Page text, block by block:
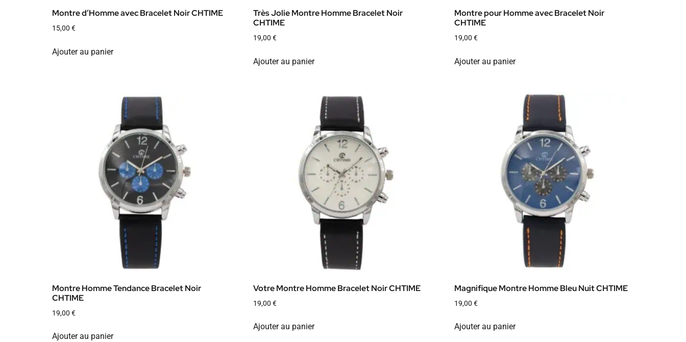
Montre d’Homme avec Bracelet Noir CHTIME
15,00 €
Ajouter au panier
Très Jolie Montre Homme Bracelet Noir
CHTIME
19,00 €
Ajouter au panier
Montre pour Homme avec Bracelet Noir
CHTIME
19,00 €
Ajouter au panier
Montre Homme Tendance Bracelet Noir
CHTIME
19,00 €
Ajouter au panier
Votre Montre Homme Bracelet Noir CHTIME
19,00 €
Ajouter au panier
Magnifique Montre Homme Bleu Nuit CHTIME
19,00 €
Ajouter au panier